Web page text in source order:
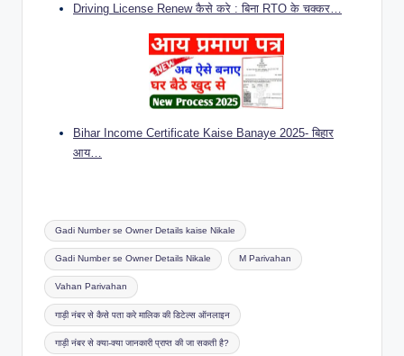
Driving License Renew कैसे करे : बिना RTO के चक्कर…
Bihar Income Certificate Kaise Banaye 2025- बिहार
आय…
Tags:
Gadi Number se Owner Details kaise Nikale
Gadi Number se Owner Details Nikale M Parivahan
Vahan Parivahan
गाड़ी नंबर से कैसे पता करे मालिक की डिटेल्स ऑनलाइन
गाड़ी नंबर से क्या-क्या जानकारी प्राप्त की जा सकती है?